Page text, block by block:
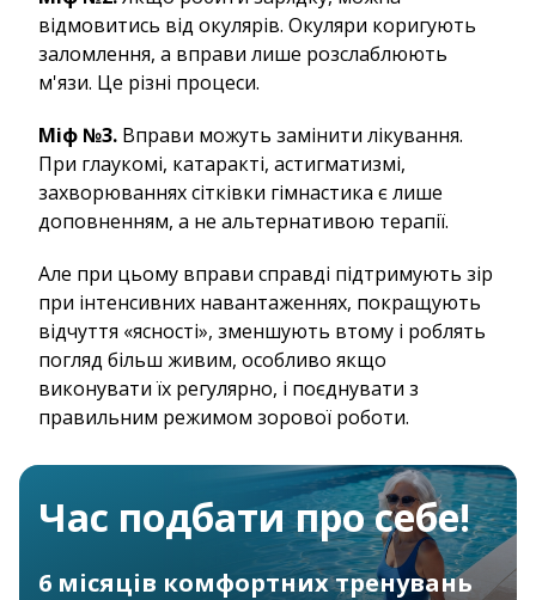
відмовитись від окулярів. Окуляри коригують
заломлення, а вправи лише розслаблюють
м'язи. Це різні процеси.
Міф №3. Вправи можуть замінити лікування.
При глаукомі, катаракті, астигматизмі,
захворюваннях сітківки гімнастика є лише
доповненням, а не альтернативою терапії.
Але при цьому вправи справді підтримують зір
при інтенсивних навантаженнях, покращують
відчуття «ясності», зменшують втому і роблять
погляд більш живим, особливо якщо
виконувати їх регулярно, і поєднувати з
правильним режимом зорової роботи.
Час подбати про себе!
6 місяців комфортних тренувань